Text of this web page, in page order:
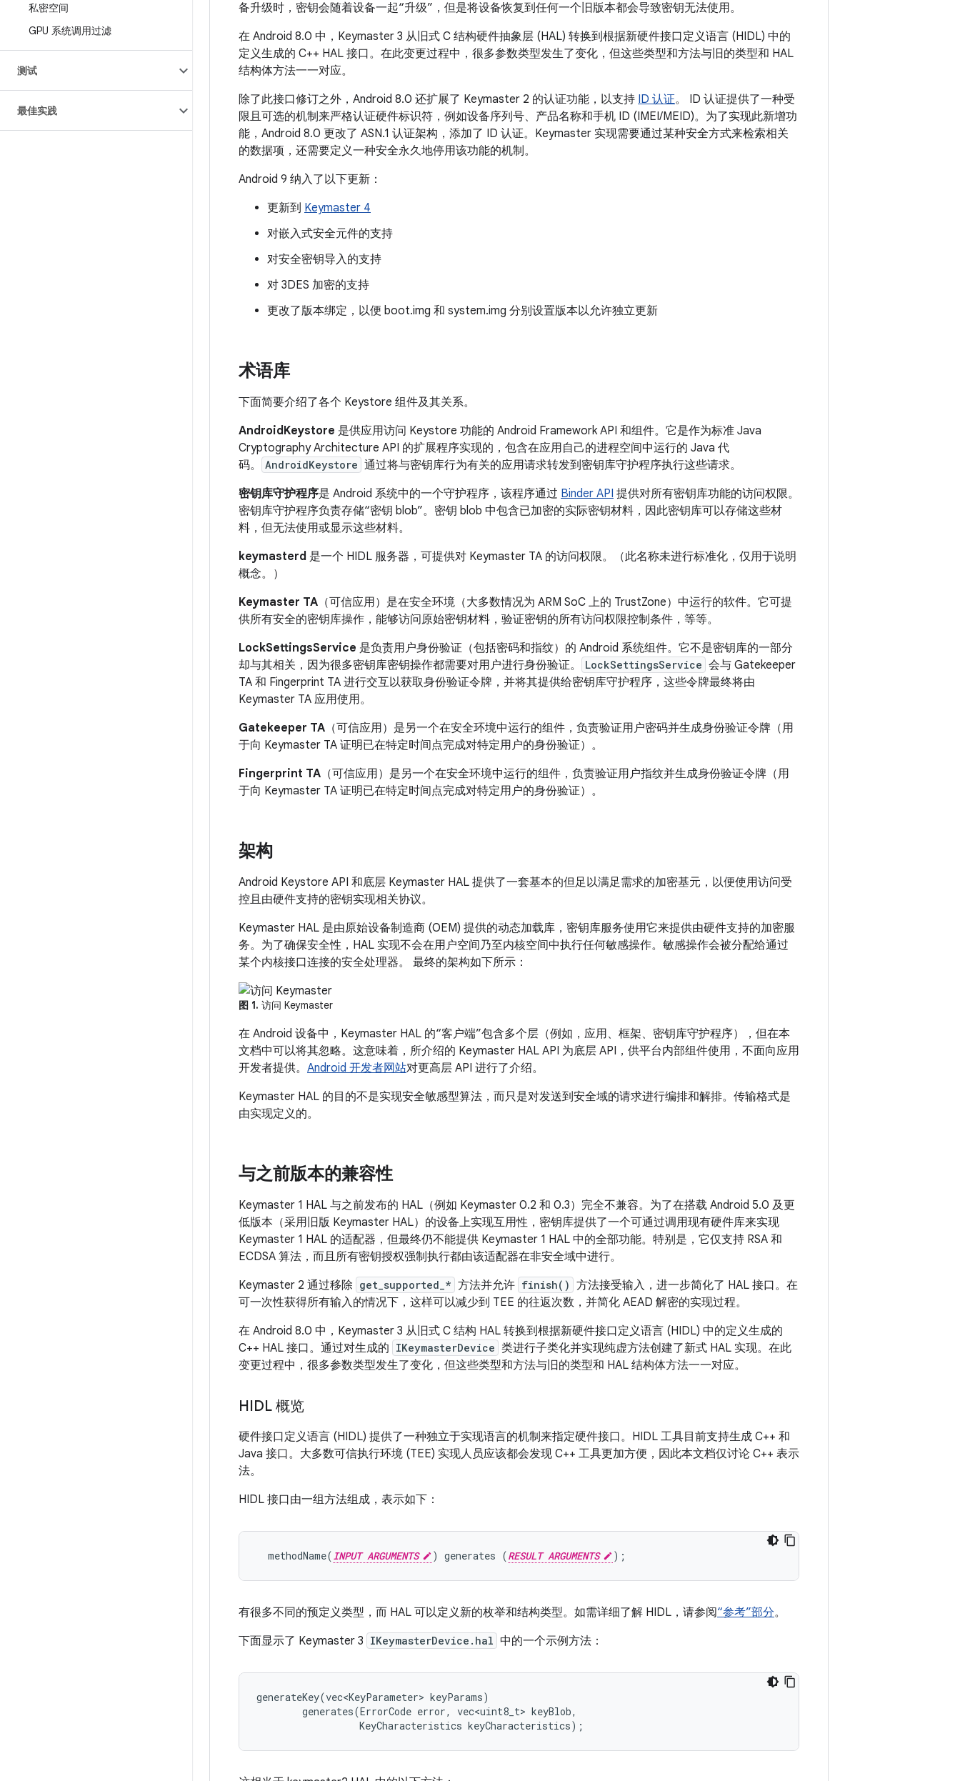
私密空间
GPU 系统调用过滤
测试
最佳实践
备升级时，密钥会随着设备一起“升级”，但是将设备恢复到任何一个旧版本都会导致密钥无法使用。
在 Android 8.0 中，Keymaster 3 从旧式 C 结构硬件抽象层 (HAL) 转换到根据新硬件接口定义语言 (HIDL) 中的
定义生成的 C++ HAL 接口。在此变更过程中，很多参数类型发生了变化，但这些类型和方法与旧的类型和 HAL
结构体方法一一对应。
除了此接口修订之外，Android 8.0 还扩展了 Keymaster 2 的认证功能，以支持 ID 认证。 ID 认证提供了一种受
限且可选的机制来严格认证硬件标识符，例如设备序列号、产品名称和手机 ID (IMEI/MEID)。为了实现此新增功
能，Android 8.0 更改了 ASN.1 认证架构，添加了 ID 认证。Keymaster 实现需要通过某种安全方式来检索相关
的数据项，还需要定义一种安全永久地停用该功能的机制。
Android 9 纳入了以下更新：
更新到 Keymaster 4
对嵌入式安全元件的支持
对安全密钥导入的支持
对 3DES 加密的支持
更改了版本绑定，以便 boot.img 和 system.img 分别设置版本以允许独立更新
术语库
下面简要介绍了各个 Keystore 组件及其关系。
AndroidKeystore 是供应用访问 Keystore 功能的 Android Framework API 和组件。它是作为标准 Java
Cryptography Architecture API 的扩展程序实现的，包含在应用自己的进程空间中运行的 Java 代
码。
AndroidKeystore 通过将与密钥库行为有关的应用请求转发到密钥库守护程序执行这些请求。
密钥库守护程序是 Android 系统中的一个守护程序，该程序通过 Binder API 提供对所有密钥库功能的访问权限。
密钥库守护程序负责存储“密钥 blob”。密钥 blob 中包含已加密的实际密钥材料，因此密钥库可以存储这些材
料，但无法使用或显示这些材料。
keymasterd 是一个 HIDL 服务器，可提供对 Keymaster TA 的访问权限。（此名称未进行标准化，仅用于说明
概念。）
Keymaster TA （可信应用）是在安全环境（大多数情况为 ARM SoC 上的 TrustZone）中运行的软件。它可提
供所有安全的密钥库操作，能够访问原始密钥材料，验证密钥的所有访问权限控制条件，等等。
LockSettingsService 是负责用户身份验证（包括密码和指纹）的 Android 系统组件。它不是密钥库的一部分
却与其相关，因为很多密钥库密钥操作都需要对用户进行身份验证。
LockSettingsService 会与 Gatekeeper
TA 和 Fingerprint TA 进行交互以获取身份验证令牌，并将其提供给密钥库守护程序，这些令牌最终将由
Keymaster TA 应用使用。
Gatekeeper TA （可信应用）是另一个在安全环境中运行的组件，负责验证用户密码并生成身份验证令牌（用
于向 Keymaster TA 证明已在特定时间点完成对特定用户的身份验证）。
Fingerprint TA （可信应用）是另一个在安全环境中运行的组件，负责验证用户指纹并生成身份验证令牌（用
于向 Keymaster TA 证明已在特定时间点完成对特定用户的身份验证）。
架构
Android Keystore API 和底层 Keymaster HAL 提供了一套基本的但足以满足需求的加密基元，以便使用访问受
控且由硬件支持的密钥实现相关协议。
Keymaster HAL 是由原始设备制造商 (OEM) 提供的动态加载库，密钥库服务使用它来提供由硬件支持的加密服
务。为了确保安全性，HAL 实现不会在用户空间乃至内核空间中执行任何敏感操作。敏感操作会被分配给通过
某个内核接口连接的安全处理器。 最终的架构如下所示：
图 1. 访问 Keymaster
在 Android 设备中，Keymaster HAL 的“客户端”包含多个层（例如，应用、框架、密钥库守护程序），但在本
文档中可以将其忽略。这意味着，所介绍的 Keymaster HAL API 为底层 API，供平台内部组件使用，不面向应用
开发者提供。 Android 开发者网站对更高层 API 进行了介绍。
Keymaster HAL 的目的不是实现安全敏感型算法，而只是对发送到安全域的请求进行编排和解排。传输格式是
由实现定义的。
与之前版本的兼容性
Keymaster 1 HAL 与之前发布的 HAL（例如 Keymaster 0.2 和 0.3）完全不兼容。为了在搭载 Android 5.0 及更
低版本（采用旧版 Keymaster HAL）的设备上实现互用性，密钥库提供了一个可通过调用现有硬件库来实现
Keymaster 1 HAL 的适配器，但最终仍不能提供 Keymaster 1 HAL 中的全部功能。特别是，它仅支持 RSA 和
ECDSA 算法，而且所有密钥授权强制执行都由该适配器在非安全域中进行。
Keymaster 2 通过移除 get_supported_* 方法并允许 finish() 方法接受输入，进一步简化了 HAL 接口。在
可一次性获得所有输入的情况下，这样可以减少到 TEE 的往返次数，并简化 AEAD 解密的实现过程。
在 Android 8.0 中，Keymaster 3 从旧式 C 结构 HAL 转换到根据新硬件接口定义语言 (HIDL) 中的定义生成的
C++ HAL 接口。通过对生成的 IKeymasterDevice 类进行子类化并实现纯虚方法创建了新式 HAL 实现。在此
变更过程中，很多参数类型发生了变化，但这些类型和方法与旧的类型和 HAL 结构体方法一一对应。
HIDL 概览
硬件接口定义语言 (HIDL) 提供了一种独立于实现语言的机制来指定硬件接口。HIDL 工具目前支持生成 C++ 和
Java 接口。大多数可信执行环境 (TEE) 实现人员应该都会发现 C++ 工具更加方便，因此本文档仅讨论 C++ 表示
法。
HIDL 接口由一组方法组成，表示如下：
  methodName(
INPUT ARGUMENTS ) generates (RESULT ARGUMENTS
有很多不同的预定义类型，而 HAL 可以定义新的枚举和结构类型。如需详细了解 HIDL，请参阅“参考”部分。
下面显示了 Keymaster 3 IKeymasterDevice.hal 中的一个示例方法：
generateKey(vec<KeyParameter> keyParams)
        generates(ErrorCode error, vec<uint8_t> keyBlob,
                  KeyCharacteristics keyCharacteristics);